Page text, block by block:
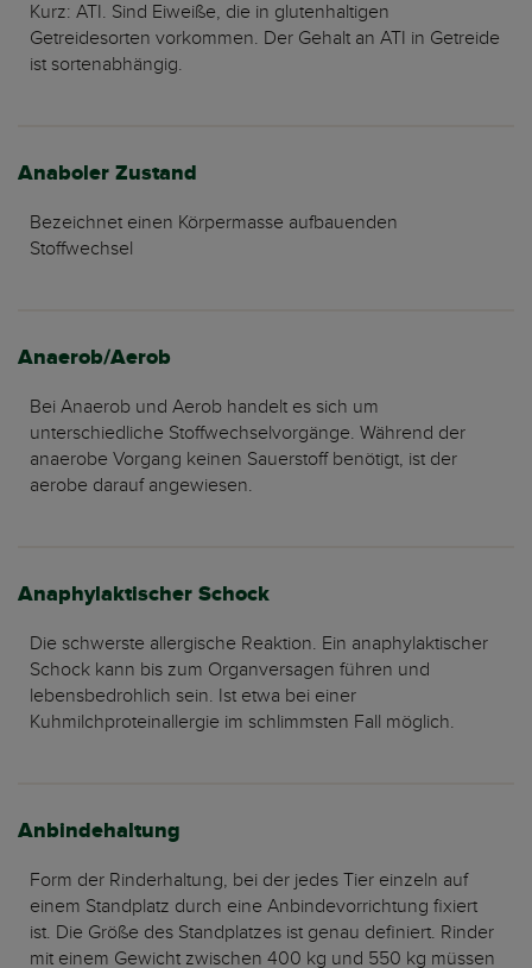
Kurz: ATI. Sind Eiweiße, die in glutenhaltigen
Getreidesorten vorkommen. Der Gehalt an ATI in Getreide
ist sortenabhängig.
Anaboler Zustand
Bezeichnet einen Körpermasse aufbauenden
Stoffwechsel
Anaerob/Aerob
Bei Anaerob und Aerob handelt es sich um
unterschiedliche Stoffwechselvorgänge. Während der
anaerobe Vorgang keinen Sauerstoff benötigt, ist der
aerobe darauf angewiesen.
Anaphylaktischer Schock
Die schwerste allergische Reaktion. Ein anaphylaktischer
Schock kann bis zum Organversagen führen und
lebensbedrohlich sein. Ist etwa bei einer
Kuhmilchproteinallergie im schlimmsten Fall möglich.
Anbindehaltung
Form der Rinderhaltung, bei der jedes Tier einzeln auf
einem Standplatz durch eine Anbindevorrichtung fixiert
ist. Die Größe des Standplatzes ist genau definiert. Rinder
mit einem Gewicht zwischen 400 kg und 550 kg müssen